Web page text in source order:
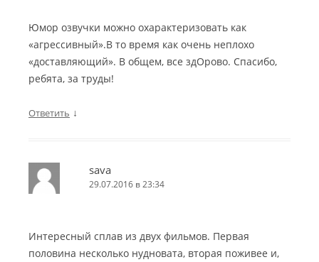
Юмор озвучки можно охарактеризовать как
«агрессивный».В то время как очень неплохо
«доставляющий». В общем, все здОрово. Спасибо,
ребята, за труды!
Ответить ↓
sava
29.07.2016 в 23:34
Интересный сплав из двух фильмов. Первая
половина несколько нудновата, вторая поживее и,